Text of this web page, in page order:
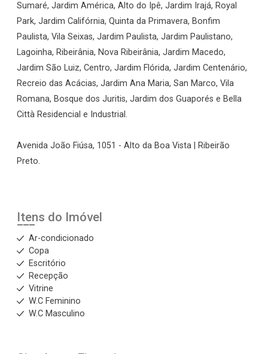
Sumaré, Jardim América, Alto do Ipê, Jardim Irajá, Royal
Park, Jardim Califórnia, Quinta da Primavera, Bonfim
Paulista, Vila Seixas, Jardim Paulista, Jardim Paulistano,
Lagoinha, Ribeirânia, Nova Ribeirânia, Jardim Macedo,
Jardim São Luiz, Centro, Jardim Flórida, Jardim Centenário,
Recreio das Acácias, Jardim Ana Maria, San Marco, Vila
Romana, Bosque dos Juritis, Jardim dos Guaporés e Bella
Città Residencial e Industrial.
Avenida João Fiúsa, 1051 - Alto da Boa Vista | Ribeirão
Preto.
Itens do Imóvel
Ar-condicionado
Copa
Escritório
Recepção
Vitrine
W.C Feminino
W.C Masculino